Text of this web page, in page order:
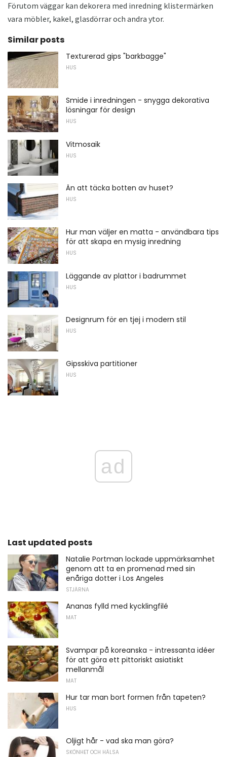
Förutom väggar kan dekorera med inredning klistermärken
vara möbler, kakel, glasdörrar och andra ytor.
Similar posts
Texturerad gips "barkbagge"
HUS
Smide i inredningen - snygga dekorativa
lösningar för design
HUS
Vitmosaik
HUS
Än att täcka botten av huset?
HUS
Hur man väljer en matta - användbara tips
för att skapa en mysig inredning
HUS
Läggande av plattor i badrummet
HUS
Designrum för en tjej i modern stil
HUS
Gipsskiva partitioner
HUS
ad
Last updated posts
Natalie Portman lockade uppmärksamhet
genom att ta en promenad med sin
enåriga dotter i Los Angeles
STJÄRNA
Ananas fylld med kycklingfilé
MAT
Svampar på koreanska - intressanta idéer
för att göra ett pittoriskt asiatiskt
mellanmål
MAT
Hur tar man bort formen från tapeten?
HUS
Oljigt hår - vad ska man göra?
SKÖNHET OCH HÄLSA